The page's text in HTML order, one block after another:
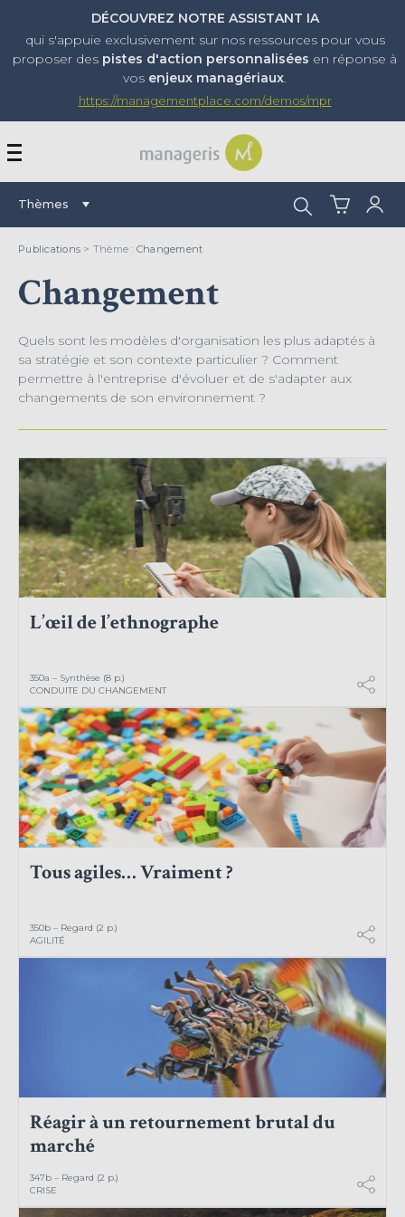
DÉCOUVREZ NOTRE ASSISTANT IA
qui s'appuie exclusivement sur nos ressources pour vous
proposer des pistes d'action personnalisées en réponse à
vos enjeux managériaux.
https://managementplace.com/demos/mpr
AFFICHER OU
Thèmes Rechercher :
Publications > Thème : Changement
Changement
Quels sont les modèles d'organisation les plus adaptés à
sa stratégie et son contexte particulier ? Comment
permettre à l'entreprise d'évoluer et de s'adapter aux
changements de son environnement ?
L’œil de l’ethnographe
350a – Synthèse (8 p.)
CONDUITE DU CHANGEMENT
Tous agiles… Vraiment ?
350b – Regard (2 p.)
AGILITÉ
Réagir à un retournement brutal du
marché
347b – Regard (2 p.)
CRISE